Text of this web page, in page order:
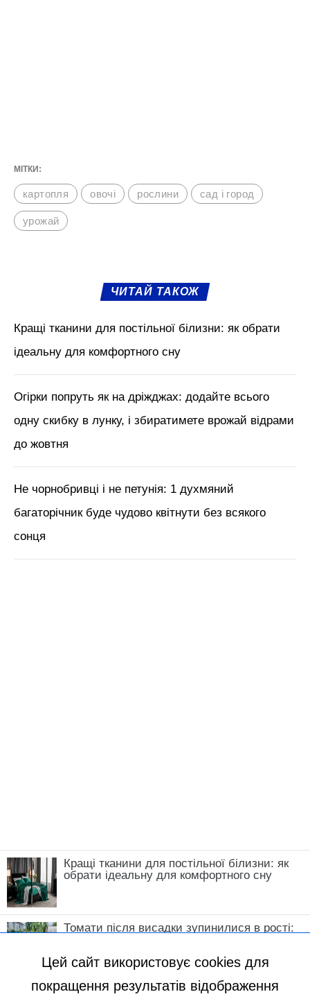
МІТКИ:
картопля овочі рослини сад і город
урожай
ЧИТАЙ ТАКОЖ
Кращі тканини для постільної білизни: як обрати
ідеальну для комфортного сну
Огірки попруть як на дріжджах: додайте всього
одну скибку в лунку, і збиратимете врожай відрами
до жовтня
Не чорнобривці і не петунія: 1 духмяний
багаторічник буде чудово квітнути без всякого
сонця
Кращі тканини для постільної білизни: як
обрати ідеальну для комфортного сну
Томати після висадки зупинилися в рості:
Цей сайт використовує cookies для
покращення результатів відображення